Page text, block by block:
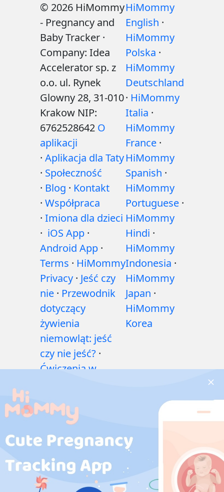
© 2026 HiMommy
- Pregnancy and
Baby Tracker ·
Company: Idea
Accelerator sp. z
o.o. ul. Rynek
Glowny 28, 31-010
Krakow NIP:
6762528642 O
aplikacji
· Aplikacja dla Taty
· Społeczność
· Blog · Kontakt
· Współpraca
· Imiona dla dzieci
· iOS App ·
Android App ·
Terms · HiMommy
Privacy · Jeść czy
nie · Przewodnik
dotyczący
żywienia
niemowląt: jeść
czy nie jeść? ·
Ćwiczenia w
zdrowotne w
czasie ciąży
w ciąży·Problemy
zdrowotne
niemowląt·
Artykuły·Polityka
HiMommy
English ·
HiMommy
Polska ·
HiMommy
Deutschland
· HiMommy
Italia ·
HiMommy
France ·
HiMommy
Spanish ·
HiMommy
Portuguese ·
HiMommy
Hindi ·
HiMommy
Indonesia ·
HiMommy
Japan ·
HiMommy
Korea